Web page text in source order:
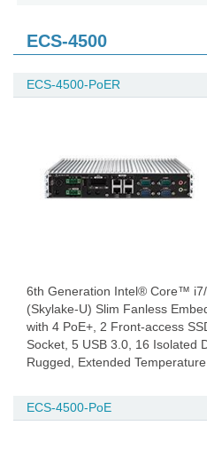
ECS-4500
ECS-4500-PoER
6th Generation Intel® Core™
(Skylake-U) Slim Fanless
with 4 PoE+, 2 Front-access
Socket, 5 USB 3.0, 16 Isolated
Rugged, Extended Temperature
ECS-4500-PoE